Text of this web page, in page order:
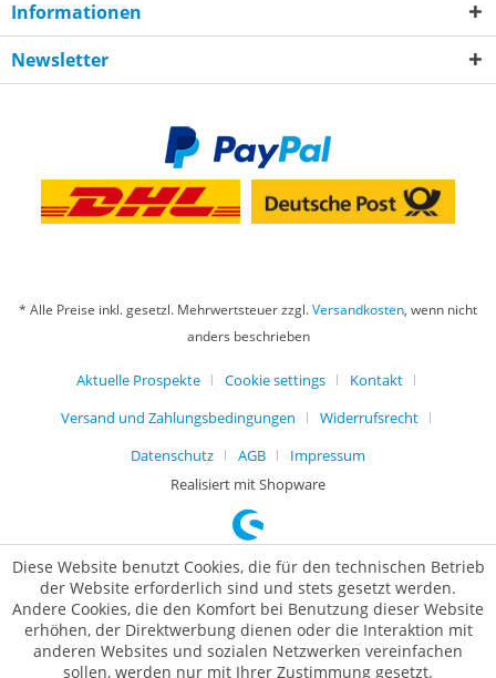
Informationen
Newsletter
* Alle Preise inkl. gesetzl. Mehrwertsteuer zzgl.Versandkosten, wenn nicht
anders beschrieben
Aktuelle Prospekte Cookie settings
Kontakt
Versand und Zahlungsbedingungen
Widerrufsrecht
Datenschutz
AGB
Impressum
Realisiert mit Shopware
Diese Website benutzt Cookies, die für den technischen Betrieb
der Website erforderlich sind und stets gesetzt werden.
Andere Cookies, die den Komfort bei Benutzung dieser Website
erhöhen, der Direktwerbung dienen oder die Interaktion mit
anderen Websites und sozialen Netzwerken vereinfachen
sollen, werden nur mit Ihrer Zustimmung gesetzt.